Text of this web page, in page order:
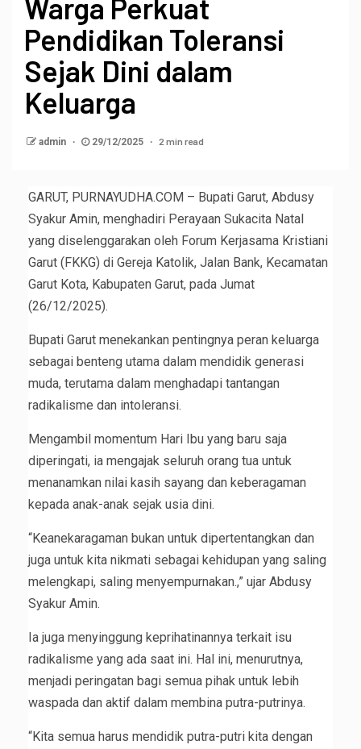
Warga Perkuat
Pendidikan Toleransi
Sejak Dini dalam
Keluarga
admin 29/12/2025 2 min read
GARUT, PURNAYUDHA.COM – Bupati Garut, Abdusy
Syakur Amin, menghadiri Perayaan Sukacita Natal
yang diselenggarakan oleh Forum Kerjasama Kristiani
Garut (FKKG) di Gereja Katolik, Jalan Bank, Kecamatan
Garut Kota, Kabupaten Garut, pada Jumat
(26/12/2025).
Bupati Garut menekankan pentingnya peran keluarga
sebagai benteng utama dalam mendidik generasi
muda, terutama dalam menghadapi tantangan
radikalisme dan intoleransi.
Mengambil momentum Hari Ibu yang baru saja
diperingati, ia mengajak seluruh orang tua untuk
menanamkan nilai kasih sayang dan keberagaman
kepada anak-anak sejak usia dini.
“Keanekaragaman bukan untuk dipertentangkan dan
juga untuk kita nikmati sebagai kehidupan yang saling
melengkapi, saling menyempurnakan.,” ujar Abdusy
Syakur Amin.
Ia juga menyinggung keprihatinannya terkait isu
radikalisme yang ada saat ini. Hal ini, menurutnya,
menjadi peringatan bagi semua pihak untuk lebih
waspada dan aktif dalam membina putra-putrinya.
“Kita semua harus mendidik putra-putri kita dengan